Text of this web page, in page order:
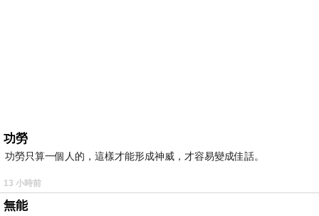
功勞
功勞只算一個人的，這樣才能形成神威，才容易變成佳話。
13 小時前
無能